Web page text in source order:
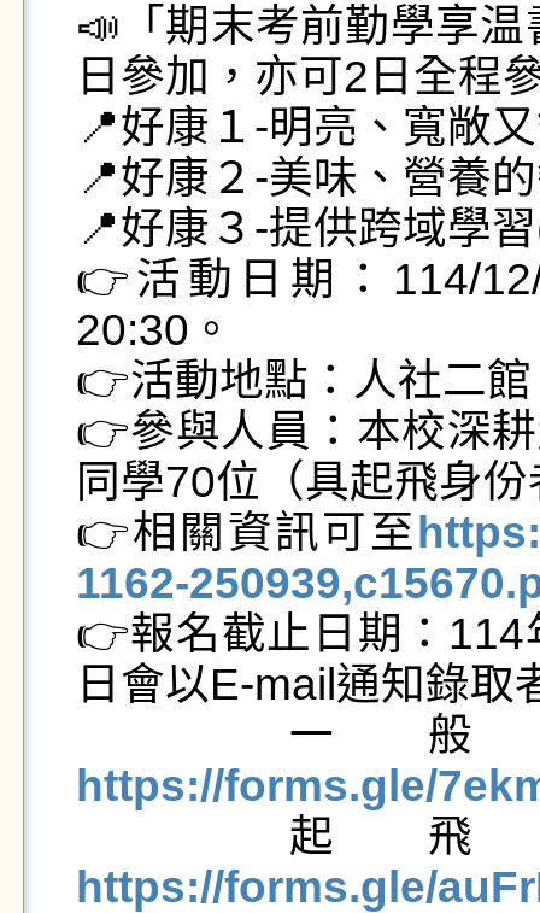
📣「期末考前勤學享
日參加，亦可2日全程
📍好康１-明亮、寬敞
📍好康２-美味、營養
📍好康３-提供跨域學
👉活動日期：114/
20:30。
👉活動地點：人社二
👉參與人員：本校深
同學70位（具起飛身
👉相關資訊可至
1162-
👉報名截止日期：
日會以E-mail通知錄取
https://forms.gle/
起
https://forms.gle/